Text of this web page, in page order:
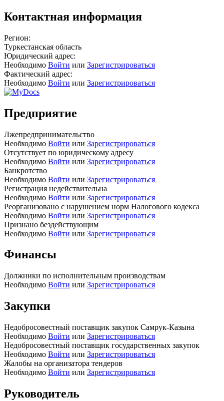
Контактная информация
Регион:
Туркестанская область
Юридический адрес:
Необходимо Войти или Зарегистрироваться
Фактический адрес:
Необходимо Войти или Зарегистрироваться
Предприятие
Лжепредпринимательство
Необходимо Войти или Зарегистрироваться
Отсутствует по юридическому адресу
Необходимо Войти или Зарегистрироваться
Банкротство
Необходимо Войти или Зарегистрироваться
Регистрация недействительна
Необходимо Войти или Зарегистрироваться
Реорганизовано с нарушением норм Налогового кодекса
Необходимо Войти или Зарегистрироваться
Признано бездействующим
Необходимо Войти или Зарегистрироваться
Финансы
Должники по исполнительным производствам
Необходимо Войти или Зарегистрироваться
Закупки
Недобросовестный поставщик закупок Самрук-Казына
Необходимо Войти или Зарегистрироваться
Недобросовестный поставщик государственных закупок
Необходимо Войти или Зарегистрироваться
Жалобы на организатора тендеров
Необходимо Войти или Зарегистрироваться
Руководитель